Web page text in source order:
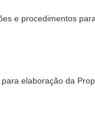
e procedimentos
elaboração da